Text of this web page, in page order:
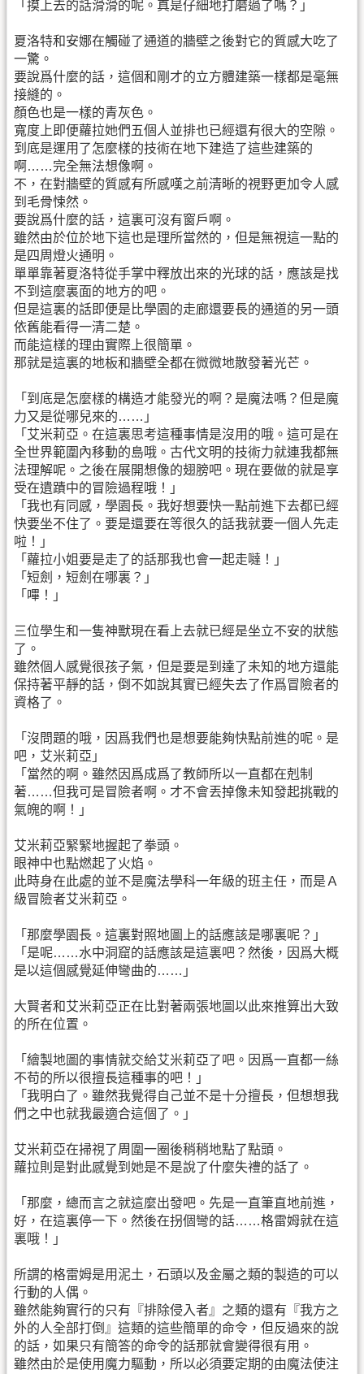
「摸上去的話滑滑的呢。真是仔細地打磨過了嗎？」
夏洛特和安娜在觸碰了通道的牆壁之後對它的質感大吃了
一驚。
要說爲什麼的話，這個和剛才的立方體建築一樣都是毫無
接縫的。
顏色也是一樣的青灰色。
寬度上即便蘿拉她們五個人並排也已經還有很大的空隙。
到底是運用了怎麼樣的技術在地下建造了這些建築的
啊……完全無法想像啊。
不，在對牆壁的質感有所感嘆之前清晰的視野更加令人感
到毛骨悚然。
要說爲什麼的話，這裏可沒有窗戶啊。
雖然由於位於地下這也是理所當然的，但是無視這一點的
是四周燈火通明。
單單靠著夏洛特從手掌中釋放出來的光球的話，應該是找
不到這麼裏面的地方的吧。
但是這裏的話即便是比學園的走廊還要長的通道的另一頭
依舊能看得一清二楚。
而能這樣的理由實際上很簡單。
那就是這裏的地板和牆壁全都在微微地散發著光芒。
「到底是怎麼樣的構造才能發光的啊？是魔法嗎？但是魔
力又是從哪兒來的……」
「艾米莉亞。在這裏思考這種事情是沒用的哦。這可是在
全世界範圍內移動的島哦。古代文明的技術力就連我都無
法理解呢。之後在展開想像的翅膀吧。現在要做的就是享
受在遺蹟中的冒險過程哦！」
「我也有同感，學園長。我好想要快一點前進下去都已經
快要坐不住了。要是還要在等很久的話我就要一個人先走
啦！」
「蘿拉小姐要是走了的話那我也會一起走噠！」
「短劍，短劍在哪裏？」
「嗶！」
三位學生和一隻神獸現在看上去就已經是坐立不安的狀態
了。
雖然個人感覺很孩子氣，但是要是到達了未知的地方還能
保持著平靜的話，倒不如說其實已經失去了作爲冒險者的
資格了。
「沒問題的哦，因爲我們也是想要能夠快點前進的呢。是
吧，艾米莉亞」
「當然的啊。雖然因爲成爲了教師所以一直都在剋制
著……但我可是冒險者啊。才不會丟掉像未知發起挑戰的
氣魄的啊！」
艾米莉亞緊緊地握起了拳頭。
眼神中也點燃起了火焰。
此時身在此處的並不是魔法學科一年級的班主任，而是Ａ
級冒險者艾米莉亞。
「那麼學園長。這裏對照地圖上的話應該是哪裏呢？」
「是呢……水中洞窟的話應該是這裏吧？然後，因爲大概
是以這個感覺延伸彎曲的……」
大賢者和艾米莉亞正在比對著兩張地圖以此來推算出大致
的所在位置。
「繪製地圖的事情就交給艾米莉亞了吧。因爲一直都一絲
不苟的所以很擅長這種事的吧！」
「我明白了。雖然我覺得自己並不是十分擅長，但想想我
們之中也就我最適合這個了。」
艾米莉亞在掃視了周圍一圈後稍稍地點了點頭。
蘿拉則是對此感覺到她是不是說了什麼失禮的話了。
「那麼，總而言之就這麼出發吧。先是一直筆直地前進，
好，在這裏停一下。然後在拐個彎的話……格雷姆就在這
裏哦！」
所謂的格雷姆是用泥土，石頭以及金屬之類的製造的可以
行動的人偶。
雖然能夠實行的只有『排除侵入者』之類的還有『我方之
外的人全部打倒』這類的這些簡單的命令，但反過來的說
的話，如果只有簡答的命令的話那就會變得很有用。
雖然由於是使用魔力驅動，所以必須要定期的由魔法使注